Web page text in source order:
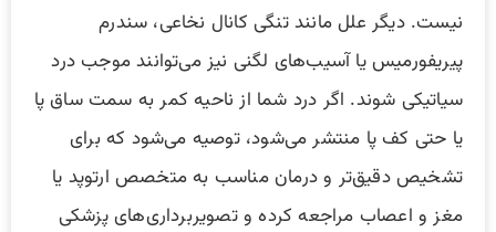
نیست. دیگر علل مانند تنگی کانال نخاعی، سندرم
پیریفورمیس یا آسیب‌های لگنی نیز می‌توانند موجب درد
سیاتیکی شوند. اگر درد شما از ناحیه کمر به سمت ساق پا
یا حتی کف پا منتشر می‌شود، توصیه می‌شود که برای
تشخیص دقیق‌تر و درمان مناسب به متخصص ارتوپد یا
مغز و اعصاب مراجعه کرده و تصویربرداری‌های پزشکی